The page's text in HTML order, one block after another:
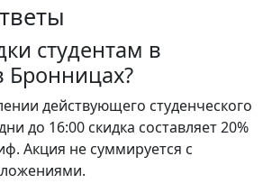
студентам в
Бронницах?
действующего студенческого
до 16:00 скидка составляет 20%
Акция не суммируется с